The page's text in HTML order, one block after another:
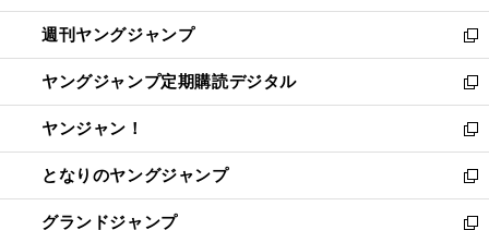
開
く
ウ
で
開
く
ン
ド
ウ
で
開
く
ウ
ィ
ン
ド
ウ
で
開
く
週刊ヤングジャンプ
新
し
い
ウ
ィ
ン
ド
ウ
で
ヤングジャンプ定期購読デジタル
新
し
い
ウ
ィ
ン
ド
ヤンジャン！
新
し
い
ウ
ィ
となりのヤングジャンプ
新
し
い
グランドジャンプ